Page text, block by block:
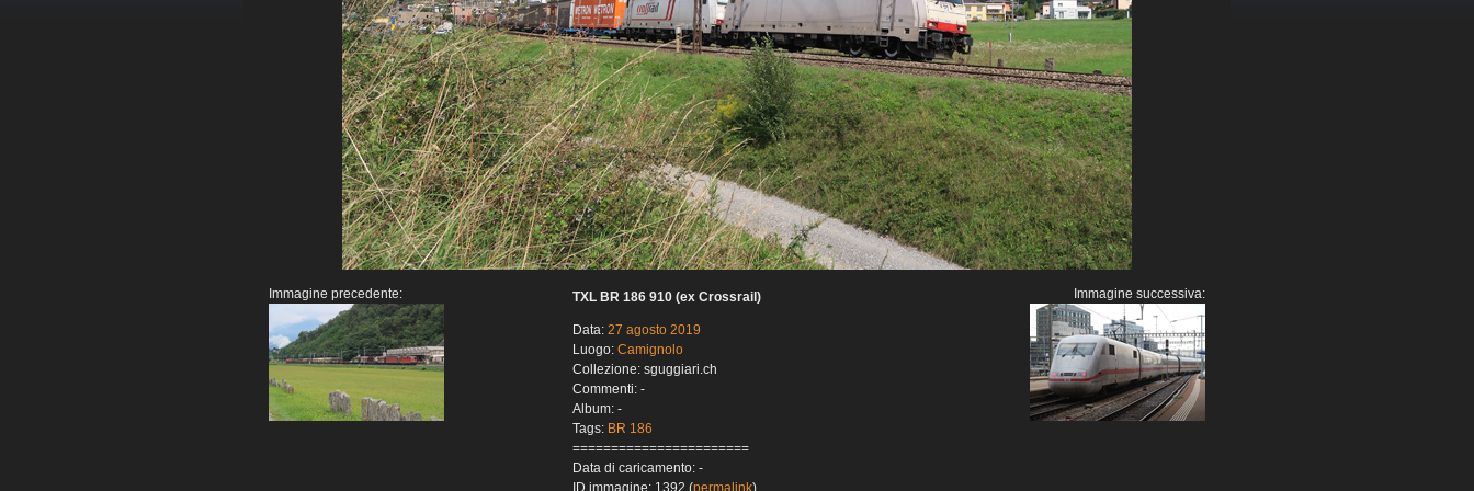
Immagine precedente: TXL BR 186 910 (ex Crossrail)
Data: 27 agosto 2019
Luogo: Camignolo
Collezione: sguggiari.ch
Commenti: -
Album: -
Tags: BR 186
=======================
Data di caricamento: -
Immagine successiva: